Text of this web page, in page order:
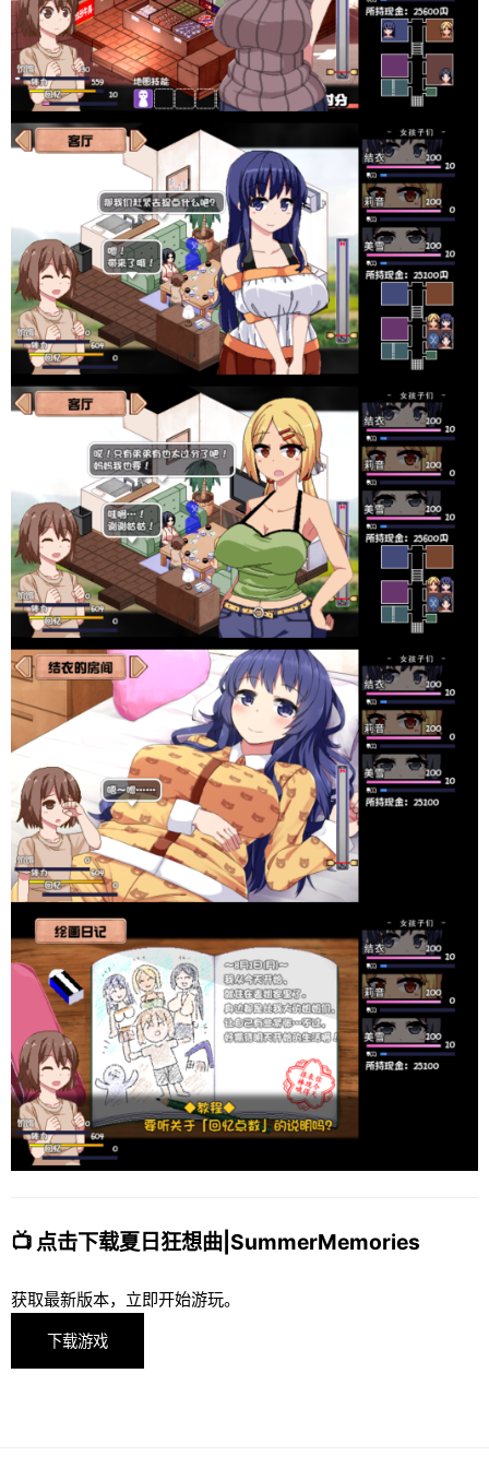
📺 点击下载夏日狂想曲|SummerMemories
获取最新版本，立即开始游玩。
下载游戏